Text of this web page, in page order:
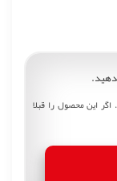
این محصول را قبلا